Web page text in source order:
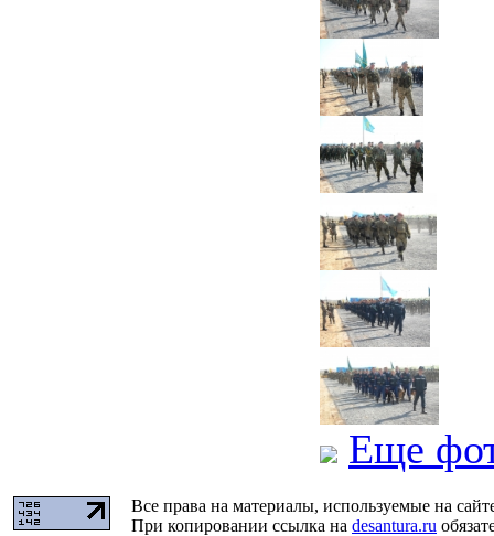
Еще
Все права на материалы, используемые на
При копировании ссылка на desantura.ru